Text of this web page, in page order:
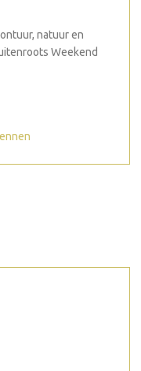
natuur en
Weekend